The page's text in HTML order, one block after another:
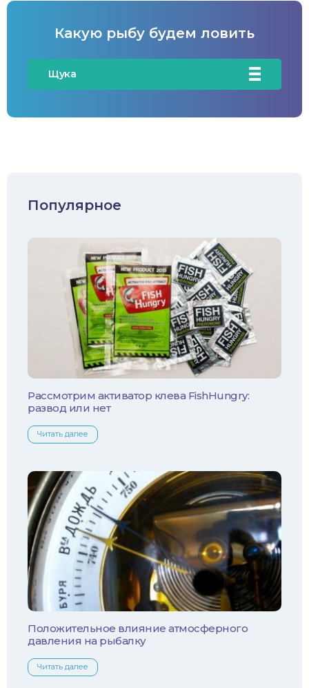
Какую рыбу будем ловить
Щука
Судак
Плотва
Линь
Белый амур
Осетр
Ротан
Сом
Толстолобик
Уклейка
Форель
Хариус
Популярное
Рассмотрим активатор клева FishHungry:
развод или нет
Читать далее
Положительное влияние атмосферного
давления на рыбалку
Читать далее